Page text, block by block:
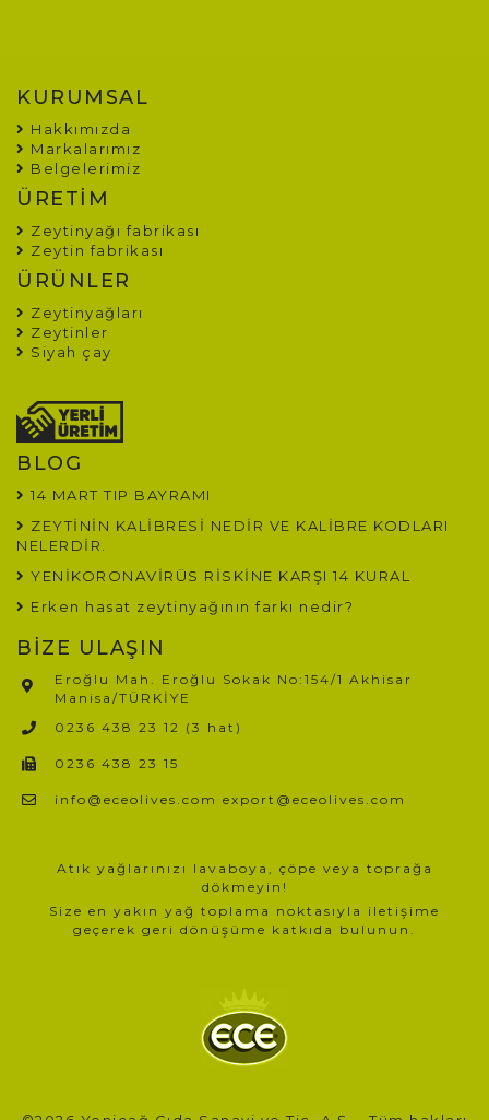
KURUMSAL
Hakkımızda
Markalarımız
Belgelerimiz
ÜRETİM
Zeytinyağı fabrikası
Zeytin fabrikası
ÜRÜNLER
Zeytinyağları
Zeytinler
Siyah çay
BLOG
14 MART TIP BAYRAMI
ZEYTİNİN KALİBRESİ NEDİR VE KALİBRE KODLARI
NELERDİR.
YENİKORONAVİRÜS RİSKİNE KARŞI 14 KURAL
Erken hasat zeytinyağının farkı nedir?
BİZE ULAŞIN
Eroğlu Mah. Eroğlu Sokak No:154/1 Akhisar
Manisa/TÜRKİYE​
0236 438 23 12 (3 hat)
0236 438 23 15
info@eceolives.com export@eceolives.com
Atık yağlarınızı lavaboya, çöpe veya toprağa
dökmeyin!
Size en yakın yağ toplama noktasıyla iletişime
geçerek geri dönüşüme katkıda bulunun.